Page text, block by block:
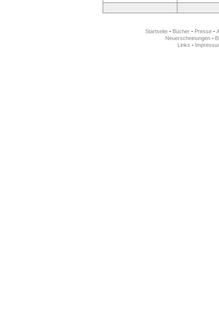
Startseite - Bücher - Presse -
Neuerscheinungen-
Links -